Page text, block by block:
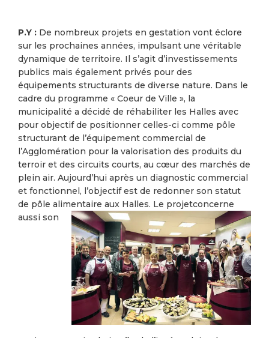
P.Y : De nombreux projets en gestation vont éclore
sur les prochaines années, impulsant une véritable
dynamique de territoire. Il s’agit d’investissements
publics mais également privés pour des
équipements structurants de diverse nature. Dans le
cadre du programme « Coeur de Ville », la
municipalité a décidé de réhabiliter les Halles avec
pour objectif de positionner celles-ci comme pôle
structurant de l’équipement commercial de
l’Agglomération pour la valorisation des produits du
terroir et des circuits courts, au cœur des marchés de
plein air. Aujourd’hui après un diagnostic commercial
et fonctionnel, l’objectif est de redonner son statut
de pôle alimentaire aux Halles. Le projetconcerne
aussi son